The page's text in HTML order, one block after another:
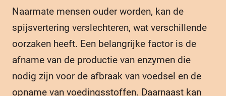
Naarmate mensen ouder worden, kan de
spijsvertering verslechteren, wat verschillende
oorzaken heeft. Een belangrijke factor is de
afname van de productie van enzymen die
nodig zijn voor de afbraak van voedsel en de
opname van voedingsstoffen. Daarnaast kan